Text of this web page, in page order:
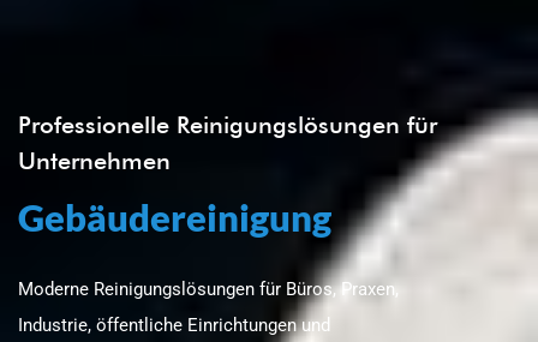
Professionelle Reinigungslösungen für
Unternehmen
Gebäudereinigung
Moderne Reinigungslösungen für Büros, Praxen,
Industrie, öffentliche Einrichtungen und